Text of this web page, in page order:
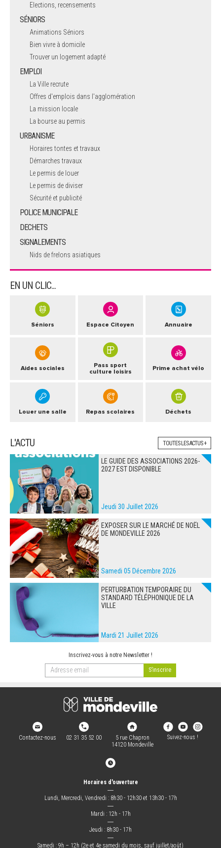
Elections, recensements
SÉNIORS
Animations Séniors
Bien vivre à domicile
Trouver un logement adapté
EMPLOI
La Ville recrute
Offres d'emplois dans l'agglomération
La mission locale
La bourse au permis
URBANISME
Horaires tontes et travaux
Démarches travaux
Le permis de louer
Le permis de diviser
Sécurité et publicité
POLICE MUNICIPALE
DECHETS
SIGNALEMENTS
Nids de frelons asiatiques
EN UN CLIC...
Séniors Espace Citoyen Annuaire
Aides sociales
Pass sport
culture loisirs
Prime achat vélo
Louer une salle Repas scolaires Déchets
L'ACTU TOUTES LES ACTUS +
LE GUIDE DES ASSOCIATIONS 2026-
2027 EST DISPONIBLE
Jeudi 30 Juillet 2026
EXPOSER SUR LE MARCHÉ DE NOËL
DE MONDEVILLE 2026
Samedi 05 Décembre 2026
PERTURBATION TEMPORAIRE DU
STANDARD TÉLÉPHONIQUE DE LA
VILLE
Mardi 21 Juillet 2026
Inscrivez-vous à notre Newsletter !
Contactez-nous 02 31 35 52 00
5 rue Chapron
14120 Mondeville
Suivez-nous !
Horaires d'ouverture
―
Lundi, Mercredi, Vendredi : 8h30 - 12h30 et 13h30 - 17h
―
Mardi : 12h - 17h
―
Jeudi : 8h30 - 17h
―
Samedi : 9h – 12h (2e et 4e samedi du mois, sauf juillet/août)